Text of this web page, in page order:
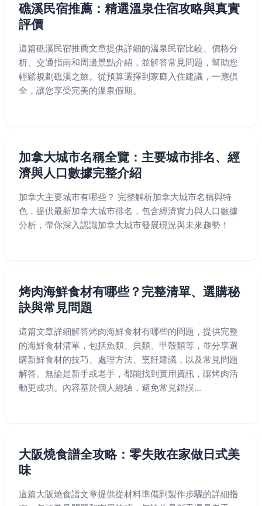
礁溪民宿推薦：精選溫泉住宿攻略與真實
評價
這篇礁溪民宿推薦文章提供詳細的溫泉民宿比較、價格分
析、交通指南和周邊景點介紹，並解答常見問題，幫助您
輕鬆規劃礁溪之旅。從預算選擇到家庭入住建議，一應俱
全，讓您享受完美的溫泉假期。
加拿大城市名稱全覽：主要城市排名、經
濟與人口數據完整介紹
加拿大主要城市有哪些？ 完整解析加拿大城市名稱與特
色，提供最新加拿大城市排名，包含經濟實力與人口數據
分析，帶你深入認識加拿大城市發展現況與未來趨勢！
烤肉海鮮食材有哪些？完整清單、選購秘
訣與常見問題
這篇文章詳細解答烤肉海鮮食材有哪些的問題，提供完整
的海鮮食材清單，包括魚類、貝類、甲殼類等，並分享選
購新鮮食材的技巧、處理方法、烹飪建議，以及常見問題
解答。無論是新手或老手，都能找到實用資訊，讓烤肉活
動更成功。內容基於個人經驗，避免常見錯誤...
大阪燒食譜全攻略：零失敗在家做日式美
味
這篇大阪燒食譜文章提供從材料準備到製作步驟的詳細指